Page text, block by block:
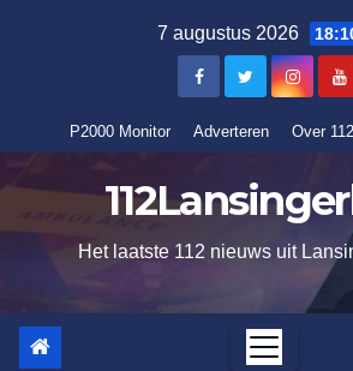
7 augustus 2026
P2000 Monitor Adverteren Over
Het laatste 112 nieuws uit